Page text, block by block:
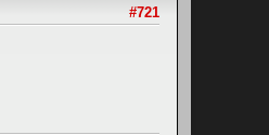
#721